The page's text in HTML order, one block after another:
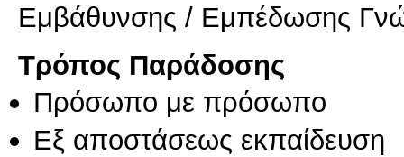
Εμβάθυνσης / Εμπέδωσης
Τρόπος Παράδοσης
Πρόσωπο με πρόσωπο
Eξ απoστάσεως εκπαίδευση